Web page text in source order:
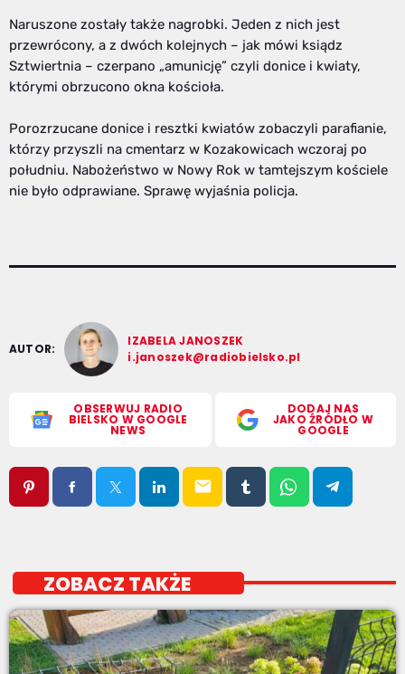
Naruszone zostały także nagrobki. Jeden z nich jest
przewrócony, a z dwóch kolejnych – jak mówi ksiądz
Sztwiertnia – czerpano „amunicję” czyli donice i kwiaty,
którymi obrzucono okna kościoła.
Porozrzucane donice i resztki kwiatów zobaczyli parafianie,
którzy przyszli na cmentarz w Kozakowicach wczoraj po
południu. Nabożeństwo w Nowy Rok w tamtejszym kościele
nie było odprawiane. Sprawę wyjaśnia policja.
AUTOR:
IZABELA JANOSZEK
i.janoszek@radiobielsko.pl
OBSERWUJ RADIO
BIELSKO W GOOGLE
NEWS
DODAJ NAS
JAKO ŹRÓDŁO W
GOOGLE
email
ZOBACZ TAKŻE